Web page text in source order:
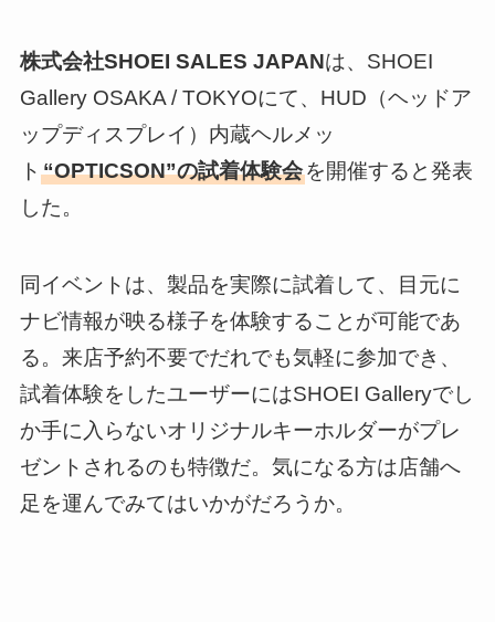
株式会社SHOEI SALES JAPANは、SHOEI
Gallery OSAKA / TOKYOにて、HUD（ヘッドア
ップディスプレイ）内蔵ヘルメッ
ト “OPTICSON”の試着体験会を開催すると発表
した。
同イベントは、製品を実際に試着して、目元に
ナビ情報が映る様子を体験することが可能であ
る。来店予約不要でだれでも気軽に参加でき、
試着体験をしたユーザーにはSHOEI Galleryでし
か手に入らないオリジナルキーホルダーがプレ
ゼントされるのも特徴だ。気になる方は店舗へ
足を運んでみてはいかがだろうか。